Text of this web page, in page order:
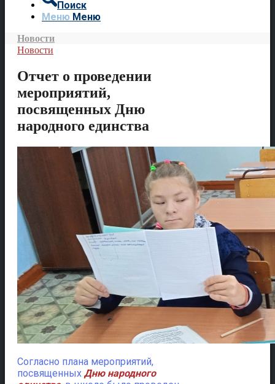
Поиск
Меню Меню
Новости
Новости
Отчет о проведении
мероприятий,
посвященных Дню
народного единства
Согласно плана мероприятий,
посвященных Дню народного